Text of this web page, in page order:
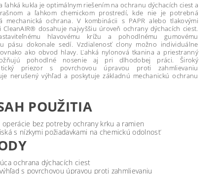
ľahká kukla je optimálnym riešením na ochranu dýchacích ciest a
a ľahkom chemickom prostredí, kde nie je potrebná
mechanická ochrana. V kombinácii s PAPR alebo tlakovými
CleanAIR® dosahuje najvyššiu úroveň ochrany dýchacích ciest.
hlavovému krížu a pohodlnému gumovému
pásu dokonale sedí. Vzdialenosť clony možno individuálne
ako obvod hlavy. Ľahká nylonová tkanina a priestranný
pohodlné nosenie aj pri dlhodobej práci. Široký
priezor s povrchovou úpravou proti zahmlievaniu
nerušený výhľad a poskytuje základnú mechanickú ochranu
POUŽITIA
operácie bez potreby ochrany krku a ramien
s nízkymi požiadavkami na chemickú odolnosť
ochrana dýchacích ciest
s povrchovou úpravou proti zahmlievaniu